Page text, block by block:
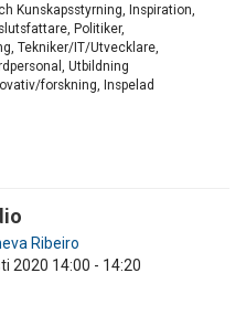
Kunskapsstyrning, Inspiration,
Politiker,
Tekniker/IT/Utvecklare,
Utbildning
forskning, Inspelad
Ribeiro
2020 14:00 - 14:20